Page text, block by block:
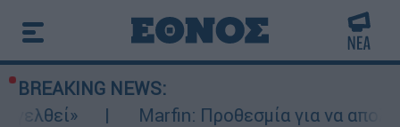
BREAKING NEWS:
Marfin: Προθεσμία για να